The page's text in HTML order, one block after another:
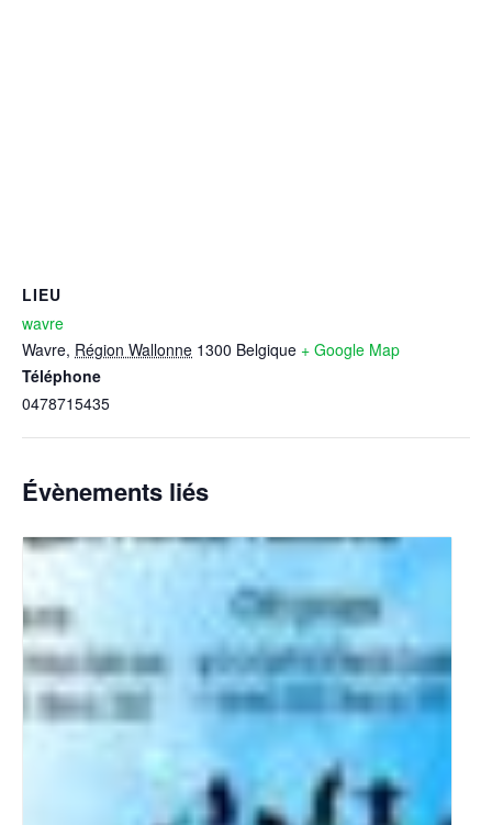
LIEU
wavre
Wavre, Région Wallonne 1300 Belgique + Google Map
Téléphone
0478715435
Évènements liés